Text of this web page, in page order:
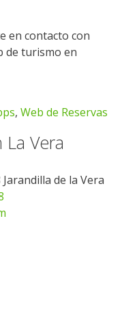
en contacto con
de turismo en
, Web de Reservas
Vera
de la Vera